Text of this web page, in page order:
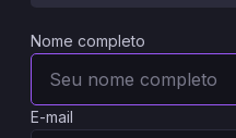
Nome completo
E-mail